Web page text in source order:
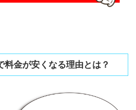
料金が安くなる理由とは？